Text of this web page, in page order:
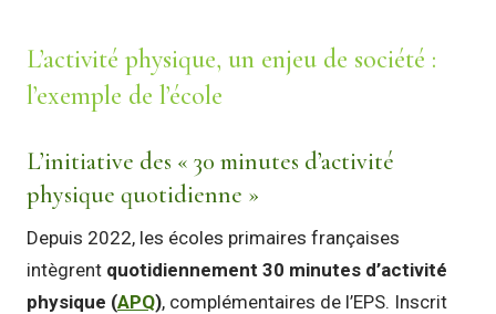
L’activité physique, un enjeu de société :
l’exemple de l’école
L’initiative des « 30 minutes d’activité
physique quotidienne »
Depuis 2022, les écoles primaires françaises
intègrent quotidiennement 30 minutes d’activité
physique (APQ), complémentaires de l’EPS. Inscrit